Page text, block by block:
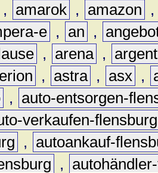
, amarok , amazon
e , an ,
, arena ,
, astra , asx ,
,
auto-entsorgen-
verkaufen-flensburg
,
autoankauf-
,